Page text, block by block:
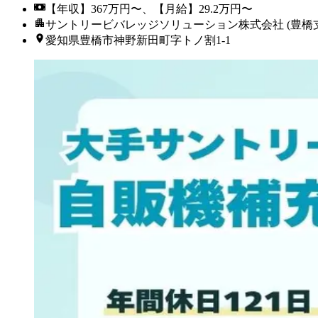
【年収】367万円〜、【月給】29.2万円〜
サントリービバレッジソリューション株式会社 (豊橋
愛知県豊橋市神野新田町字トノ割1-1